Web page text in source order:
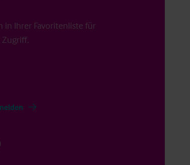
in Ihrer Favoritenliste für